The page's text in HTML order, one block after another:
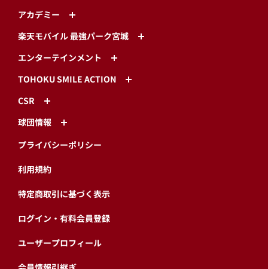
アカデミー
楽天モバイル 最強パーク宮城
エンターテインメント
TOHOKU SMILE ACTION
CSR
球団情報
プライバシーポリシー
利用規約
特定商取引に基づく表示
ログイン・有料会員登録
ユーザープロフィール